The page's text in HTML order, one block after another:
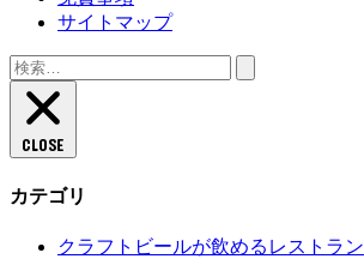
サイトマップ
検
索:
CLOSE
カテゴリ
クラフトビールが飲めるレストラン